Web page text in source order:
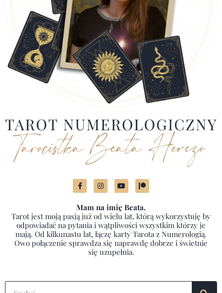
Mam na imię Beata.
Tarot jest moją pasją już od wielu lat, którą wykorzystuję by
odpowiadać na pytania i wątpliwości wszystkim którzy je
mają. Od kilkunastu lat, łączę karty Tarota z Numerologią.
Owo połączenie sprawdza się naprawdę dobrze i świetnie
się uzupełnia.